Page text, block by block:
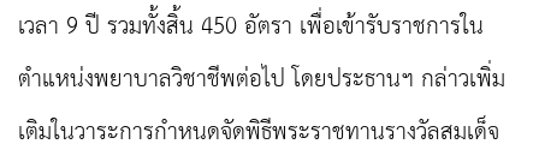
เวลา 9 ปี รวมทั้งสิ้น 450 อัตรา เพื่อเข้ารับราชการใน
ตำแหน่งพยาบาลวิชาชีพต่อไป โดยประธานฯ กล่าวเพิ่ม
เติมในวาระการกำหนดจัดพิธีพระราชทานรางวัลสมเด็จ